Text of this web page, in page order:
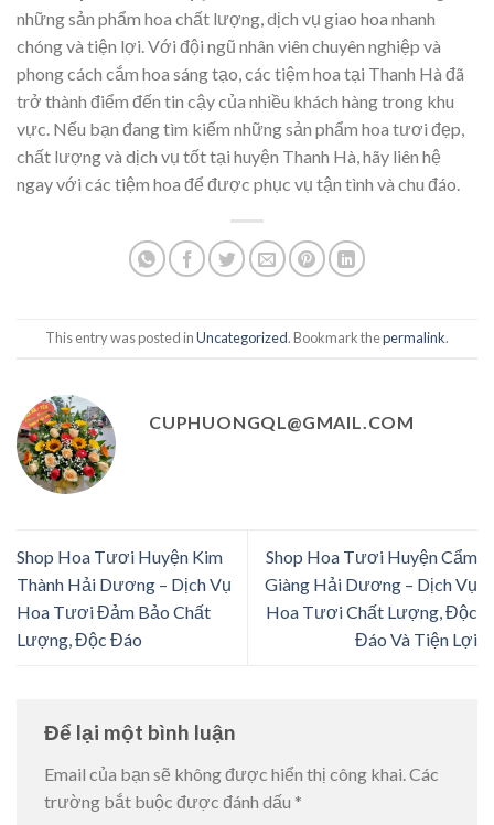
những sản phẩm hoa chất lượng, dịch vụ giao hoa nhanh
chóng và tiện lợi. Với đội ngũ nhân viên chuyên nghiệp và
phong cách cắm hoa sáng tạo, các tiệm hoa tại Thanh Hà đã
trở thành điểm đến tin cậy của nhiều khách hàng trong khu
vực. Nếu bạn đang tìm kiếm những sản phẩm hoa tươi đẹp,
chất lượng và dịch vụ tốt tại huyện Thanh Hà, hãy liên hệ
ngay với các tiệm hoa để được phục vụ tận tình và chu đáo.
This entry was posted inUncategorized. Bookmark thepermalink.
CUPHUONGQL@GMAIL.COM
Shop Hoa Tươi Huyện Kim
Thành Hải Dương – Dịch Vụ
Hoa Tươi Đảm Bảo Chất
Lượng, Độc Đáo
Shop Hoa Tươi Huyện Cẩm
Giàng Hải Dương – Dịch Vụ
Hoa Tươi Chất Lượng, Độc
Đáo Và Tiện Lợi
Để lại một bình luận
Email của bạn sẽ không được hiển thị công khai. Các
trường bắt buộc được đánh dấu *